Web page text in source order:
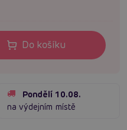
Do košíku
Pondělí 10.08.
na výdejním místě